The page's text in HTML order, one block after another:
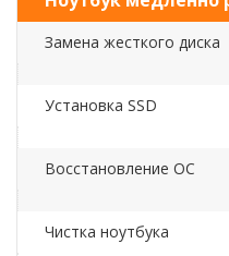
Замена жесткого диска
Установка SSD
Восстановление ОС
Чистка ноутбука